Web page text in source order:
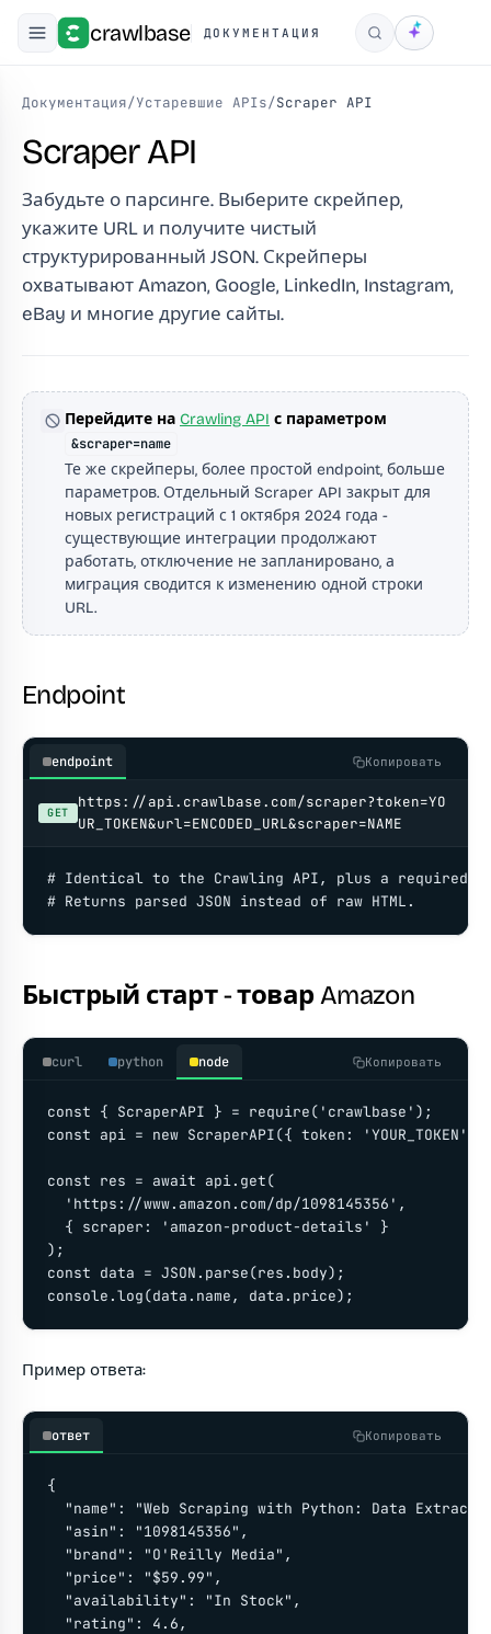
crawlbase ДОКУМЕНТАЦИЯ Поиск
Документация/Устаревшие APIs/Scraper API
Scraper API
Забудьте о парсинге. Выберите скрейпер,
укажите URL и получите чистый
структурированный JSON. Скрейперы
охватывают Amazon, Google, LinkedIn, Instagram,
eBay и многие другие сайты.
Перейдите на Crawling API с параметром
&scraper=name
Те же скрейперы, более простой endpoint, больше
параметров. Отдельный Scraper API закрыт для
новых регистраций с 1 октября 2024 года -
существующие интеграции продолжают
работать, отключение не запланировано, а
миграция сводится к изменению одной строки
URL.
Endpoint
endpoint Копировать
GET
https://api.crawlbase.com/scraper?token=YO
UR_TOKEN&url=ENCODED_URL&scraper=NAME
# Identical to the Crawling API, plus a required
# Returns parsed JSON instead of raw HTML.
Быстрый старт - товар Amazon
curl python node Копировать
const { ScraperAPI } = require('crawlbase');
const api = new ScraperAPI({ token: 'YOUR_TOKEN'
const res = await api.get(
  'https://www.amazon.com/dp/1098145356',
  { scraper: 'amazon-product-details' }
);
const data = JSON.parse(res.body);
console.log(data.name, data.price);
Пример ответа:
ответ Копировать
{
"name": "Web Scraping with Python: Data
  "asin": "1098145356",
  "brand": "O'Reilly Media",
  "price": "$59.99",
  "availability": "In Stock",
  "rating": 4.6,